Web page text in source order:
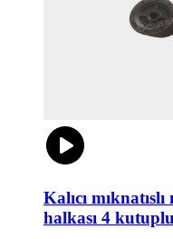
Kalıcı
halkası 4